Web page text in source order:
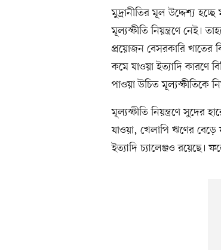
মুদ্রানীতির মূল উদ্দেশ্য
মূল্যস্ফীতি নিয়ন্ত্রণে নেই।
প্রয়োজন বেসরকারি খাতের
কমে যাওয়া ইত্যাদি কারণে
পাওয়া উচিত মূল্যস্ফীতিকে
মূল্যস্ফীতি নিয়ন্ত্রণে সুদের
যাওয়া, খেলাপি ঋণের বেড়ে
ইত্যাদি চ্যালেঞ্জও রয়েছে।